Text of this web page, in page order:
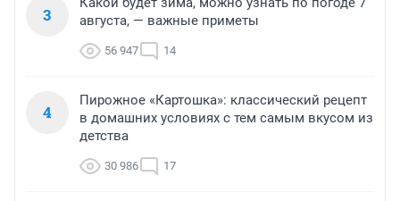
3
августа, — важные приметы
56 947 14
4
Пирожное «Картошка»: классический рецепт
в домашних условиях с тем самым вкусом из
детства
30 986 17